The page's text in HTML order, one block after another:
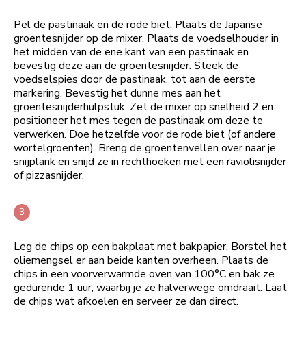
Pel de pastinaak en de rode biet. Plaats de Japanse
groentesnijder op de mixer. Plaats de voedselhouder in
het midden van de ene kant van een pastinaak en
bevestig deze aan de groentesnijder. Steek de
voedselspies door de pastinaak, tot aan de eerste
markering. Bevestig het dunne mes aan het
groentesnijderhulpstuk. Zet de mixer op snelheid 2 en
positioneer het mes tegen de pastinaak om deze te
verwerken. Doe hetzelfde voor de rode biet (of andere
wortelgroenten). Breng de groentenvellen over naar je
snijplank en snijd ze in rechthoeken met een raviolisnijder
of pizzasnijder.
Leg de chips op een bakplaat met bakpapier. Borstel het
oliemengsel er aan beide kanten overheen. Plaats de
chips in een voorverwarmde oven van 100°C en bak ze
gedurende 1 uur, waarbij je ze halverwege omdraait. Laat
de chips wat afkoelen en serveer ze dan direct.